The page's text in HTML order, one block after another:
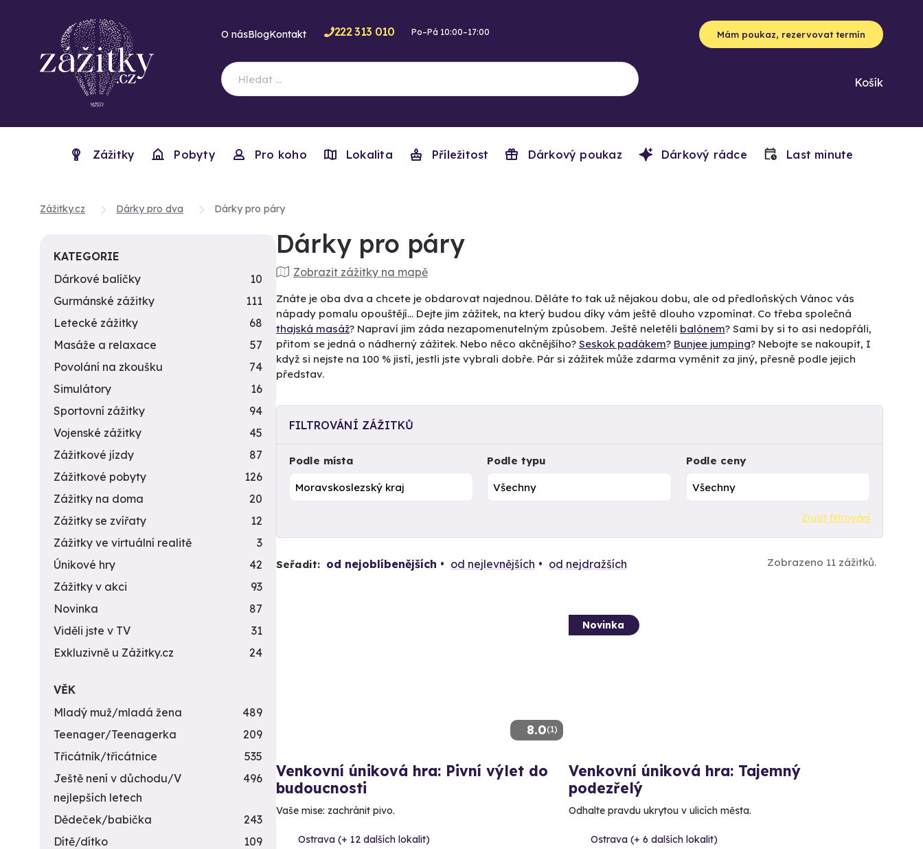
O násBlogKontakt 222 313 010 Po–Pá 10:00–17:00 Mám poukaz, rezervovat termín
Košík
Zážitky Pobyty Pro koho Lokalita Příležitost Dárkový poukaz Dárkový rádce Last minute
Zážitky.cz Dárky pro dva Dárky pro páry
Dárky pro páry
Zobrazit zážitky na mapě
Znáte je oba dva a chcete je obdarovat najednou. Děláte to tak už nějakou dobu, ale od předloňských Vánoc vás
nápady pomalu opouštějí... Dejte jim zážitek, na který budou díky vám ještě dlouho vzpomínat. Co třeba společná
thajská masáž? Napraví jim záda nezapomenutelným způsobem. Ještě neletěli balónem? Sami by si to asi nedopřáli,
přitom se jedná o nádherný zážitek. Nebo něco akčnějšího? Seskok padákem? Bunjee jumping? Nebojte se nakoupit, I
když si nejste na 100 % jistí, jestli jste vybrali dobře. Pár si zážitek může zdarma vyměnit za jiný, přesně podle jejich
představ.
FILTROVÁNÍ ZÁŽITKŮ
Podle místa Podle typu Podle ceny
Zrušit filtrování
Seřadit: od nejoblíbenějších od nejlevnějších od nejdražších Zobrazeno 11 zážitků.
8.0(1)
Venkovní úniková hra: Pivní výlet do
budoucnosti
Vaše mise: zachránit pivo.
Ostrava (+ 12 dalších lokalit)
Novinka
Venkovní úniková hra: Tajemný
podezřelý
Odhalte pravdu ukrytou v ulicích města.
Ostrava (+ 6 dalších lokalit)
KATEGORIE
Dárkové balíčky
10
Gurmánské zážitky
111
Letecké zážitky
68
Masáže a relaxace
57
Povolání na zkoušku
74
Simulátory
16
Sportovní zážitky
94
Vojenské zážitky
45
Zážitkové jízdy
87
Zážitkové pobyty
126
Zážitky na doma
20
Zážitky se zvířaty
12
Zážitky ve virtuální realitě
3
Únikové hry
42
Zážitky v akci
93
Novinka
87
Viděli jste v TV
31
Exkluzivně u Zážitky.cz
24
VĚK
Mladý muž/mladá žena
489
Teenager/Teenagerka
209
Třicátník/třicátnice
535
Ještě není v důchodu/V
nejlepších letech
496
Dědeček/babička
243
Dítě/dítko
109